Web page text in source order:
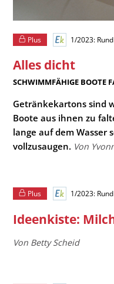
Plus 1/2023:
Alles dicht
:
SCHWIMMFÄHIGE BOOTE
Getränkekartons sind
Boote aus ihnen zu
lange auf dem Wasser
vollzusaugen. Von
Plus 1/2023:
Ideenkiste:
Von Betty Scheid